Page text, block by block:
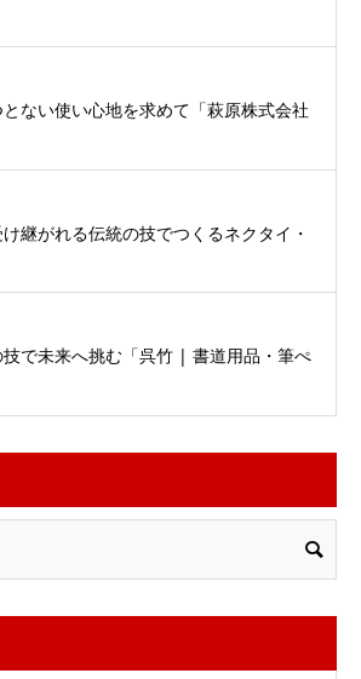
とない使い心地を求めて「萩原株式会社
け継がれる伝統の技でつくるネクタイ・
技で未来へ挑む「呉竹 | 書道用品・筆ぺ